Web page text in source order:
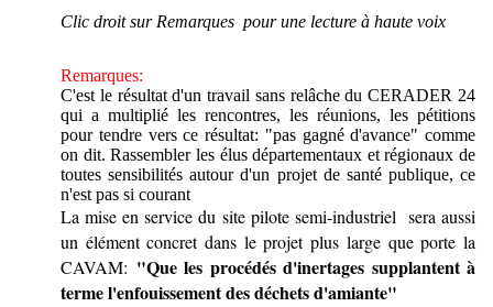
Clic droit sur Remarques pour une lecture à haute voix
Remarques:
C'est le résultat d'un travail sans relâche du CERADER 24
qui a multiplié les rencontres, les réunions, les pétitions
pour tendre vers ce résultat: "pas gagné d'avance" comme
on dit. Rassembler les élus départementaux et régionaux de
toutes sensibilités autour d'un projet de santé publique, ce
n'est pas si courant
La mise en service du site pilote semi-industriel sera aussi
un élément concret dans le projet plus large que porte la
CAVAM: "Que les procédés d'inertages supplantent à
terme l'enfouissement des déchets d'amiante"